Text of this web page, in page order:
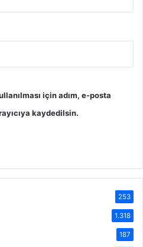
için adım, e-posta
kaydedilsin.
253
1.318
187